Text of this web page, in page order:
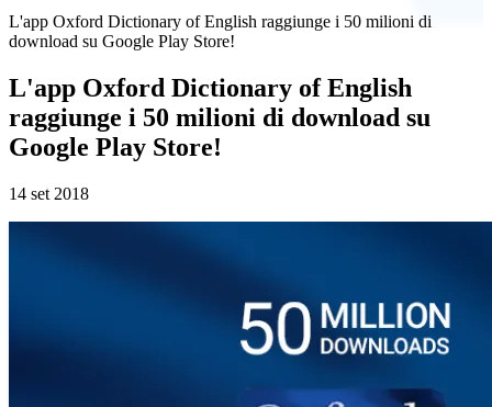
L'app Oxford Dictionary of English raggiunge i 50 milioni di
download su Google Play Store!
L'app Oxford Dictionary of English
raggiunge i 50 milioni di download su
Google Play Store!
14 set 2018